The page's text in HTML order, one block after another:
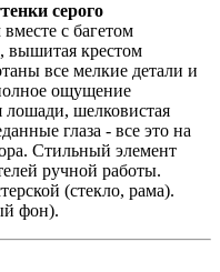
серого
с багетом
вышитая крестом
все мелкие детали и
ощущение
лошади, шелковистая
глаза - все это на
Стильный элемент
ручной работы.
(стекло, рама).
фон).